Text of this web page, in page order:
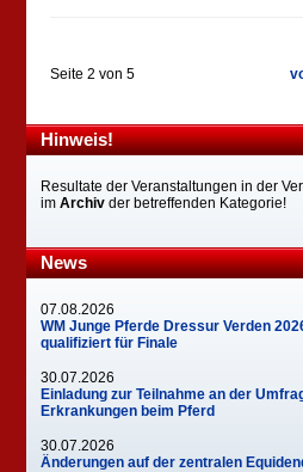
Seite 2 von 5
Hinweis!
Resultate der Veranstaltungen in der
imArchiv der betreffenden Kategorie!
News
07.08.2026
WM Junge Pferde Dressur Verden
qualifiziert für Finale
30.07.2026
Einladung zur Teilnahme an der
Erkrankungen beim Pferd
30.07.2026
Änderungen auf der zentralen